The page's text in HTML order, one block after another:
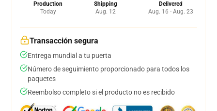
Production
Today
Shipping
Aug. 12
Delivered
Aug. 16 - Aug. 23
Transacción segura
Entrega mundial a tu puerta
Número de seguimiento proporcionado para todos los
paquetes
Reembolso completo si el producto no es recibido